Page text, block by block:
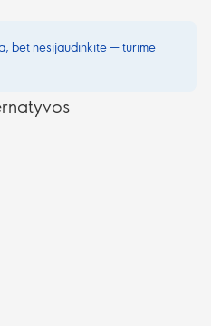
bet nesijaudinkite — turime